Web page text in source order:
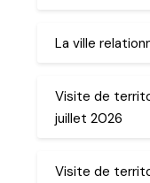
La ville
Visite de
juillet 2026
Visite de